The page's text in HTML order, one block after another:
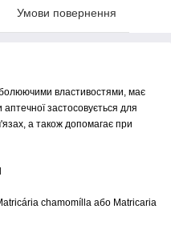
Умови повернення
властивостями, має
застосовується для
а також допомагає при
chamomílla або Matricaria